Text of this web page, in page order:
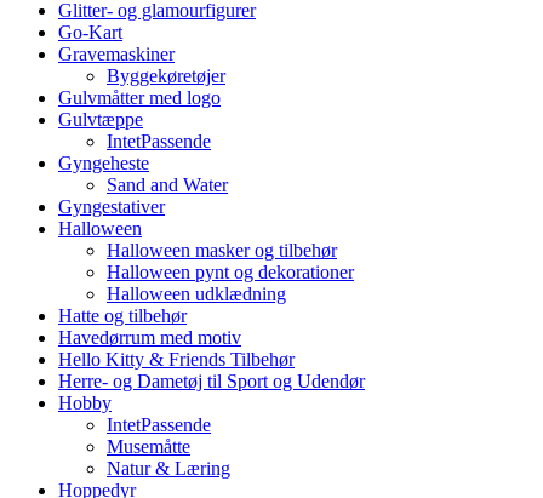
Glitter- og glamourfigurer
Go-Kart
Gravemaskiner
Byggekøretøjer
Gulvmåtter med logo
Gulvtæppe
IntetPassende
Gyngeheste
Sand and Water
Gyngestativer
Halloween
Halloween masker og tilbehør
Halloween pynt og dekorationer
Halloween udklædning
Hatte og tilbehør
Havedørrum med motiv
Hello Kitty & Friends Tilbehør
Herre- og Dametøj til Sport og Udendør
Hobby
IntetPassende
Musemåtte
Natur & Læring
Hoppedyr